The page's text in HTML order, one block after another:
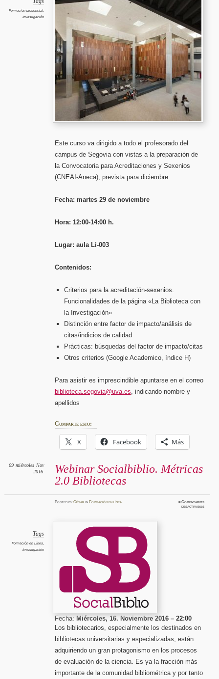
Formación presencial,
Investigación
Este curso va dirigido a todo el profesorado del
campus de Segovia con vistas a la preparación de
la Convocatoria para Acreditaciones y Sexenios
(CNEAI-Aneca), prevista para diciembre
Fecha: martes 29 de noviembre
Hora: 12:00-14:00 h.
Lugar: aula Li-003
Contenidos:
Criterios para la acreditación-sexenios.
Funcionalidades de la página «La Biblioteca con
la Investigación»
Distinción entre factor de impacto/análisis de
citas/indicios de calidad
Prácticas: búsquedas del factor de impacto/citas
Otros criterios (Google Academico, índice H)
Para asistir es imprescindible apuntarse en el correo
biblioteca.segovia@uva.es , indicando nombre y
apellidos
Comparte esto:
X Facebook Más
Webinar Socialbiblio. Métricas
2.0 Bibliotecas
09 miércoles Nov
2016
PostedbyCésar inFormación en línea ≈Comentarios
desactivadosen
Tags
Formación en Línea,
Investigación
Fecha: Miércoles, 16. Noviembre 2016 – 22:00
Los bibliotecarios, especialmente los destinados en
bibliotecas universitarias y especializadas, están
adquiriendo un gran protagonismo en los procesos
de evaluación de la ciencia. Es ya la fracción más
importante de la comunidad bibliométrica y por tanto